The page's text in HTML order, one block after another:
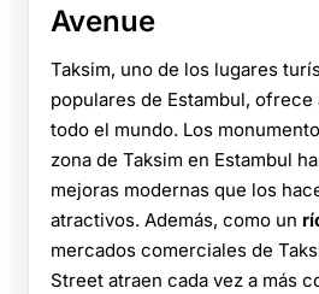
Avenue
Taksim, uno de los lugares
populares de Estambul,
todo el mundo. Los
zona de Taksim en Estambul
mejoras modernas que los
atractivos. Además, como un
mercados comerciales de
Street atraen cada vez a más